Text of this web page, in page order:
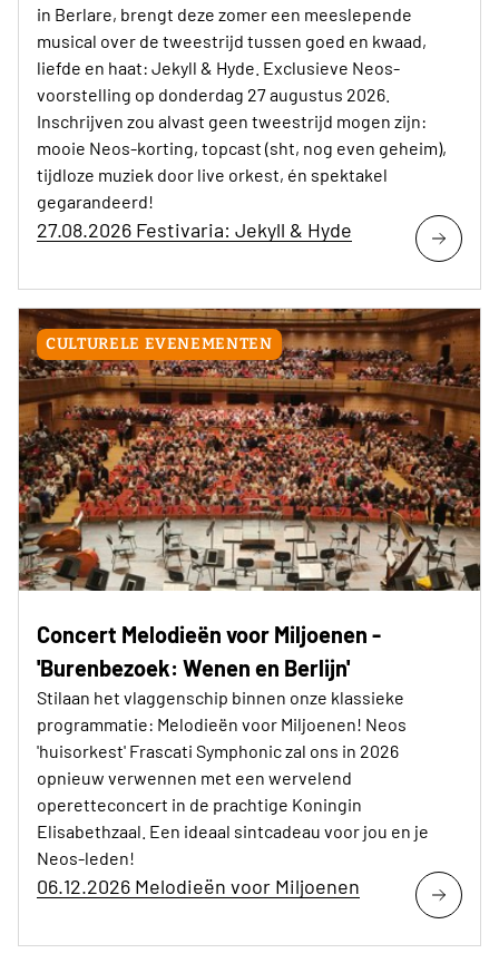
in Berlare, brengt deze zomer een meeslepende
musical over de tweestrijd tussen goed en kwaad,
liefde en haat: Jekyll & Hyde. Exclusieve Neos-
voorstelling op donderdag 27 augustus 2026.
Inschrijven zou alvast geen tweestrijd mogen zijn:
mooie Neos-korting, topcast (sht, nog even geheim),
tijdloze muziek door live orkest, én spektakel
gegarandeerd!
27.08.2026 Festivaria: Jekyll & Hyde
CULTURELE EVENEMENTEN
Concert Melodieën voor Miljoenen -
'Burenbezoek: Wenen en Berlijn'
Stilaan het vlaggenschip binnen onze klassieke
programmatie: Melodieën voor Miljoenen! Neos
'huisorkest' Frascati Symphonic zal ons in 2026
opnieuw verwennen met een wervelend
operetteconcert in de prachtige Koningin
Elisabethzaal. Een ideaal sintcadeau voor jou en je
Neos-leden!
06.12.2026 Melodieën voor Miljoenen